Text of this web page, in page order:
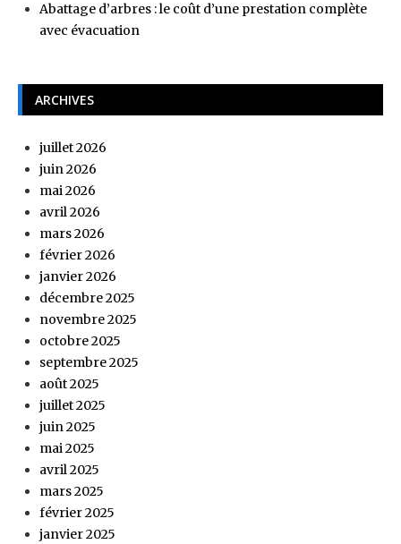
Abattage d’arbres : le coût d’une prestation complète
avec évacuation
ARCHIVES
juillet 2026
juin 2026
mai 2026
avril 2026
mars 2026
février 2026
janvier 2026
décembre 2025
novembre 2025
octobre 2025
septembre 2025
août 2025
juillet 2025
juin 2025
mai 2025
avril 2025
mars 2025
février 2025
janvier 2025